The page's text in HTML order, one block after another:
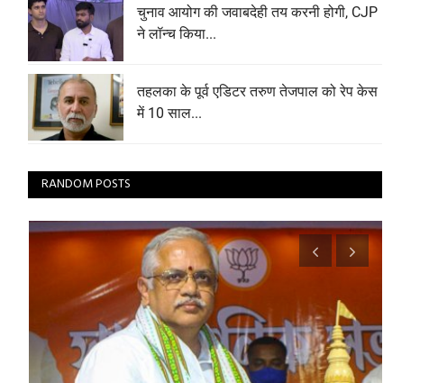
चुनाव आयोग की जवाबदेही तय करनी होगी, CJP
ने लॉन्च किया...
तहलका के पूर्व एडिटर तरुण तेजपाल को रेप केस
में 10 साल...
RANDOM POSTS